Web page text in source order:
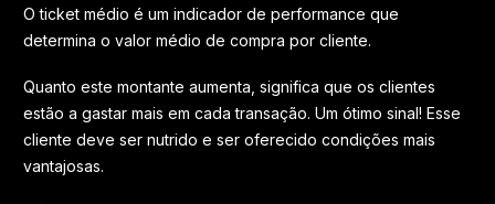
O ticket médio é um indicador de performance que
determina o valor médio de compra por cliente.
Quanto este montante aumenta, significa que os clientes
estão a gastar mais em cada transação. Um ótimo sinal! Esse
cliente deve ser nutrido e ser oferecido condições mais
vantajosas.